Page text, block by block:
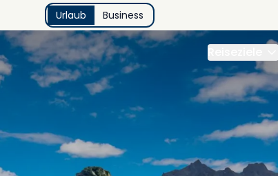
Urlaub Business